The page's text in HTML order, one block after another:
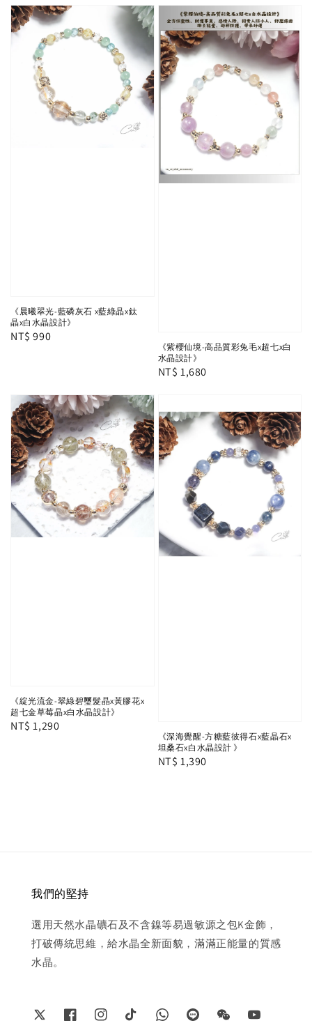
《晨曦翠光-藍磷灰石 x藍綠晶x鈦
晶x白水晶設計》
Regular
NT$ 990
《紫櫻仙境-高品質彩兔毛x超七x白
水晶設計》
Regular
NT$ 1,680
《綻光流金-翠綠碧璽髮晶x黃膠花x
超七金草莓晶x白水晶設計》
Regular
NT$ 1,290
《深海覺醒-方糖藍彼得石x藍晶石x
坦桑石x白水晶設計 》
Regular
NT$ 1,390
我們的堅持
選用天然水晶礦石及不含鎳等易過敏源之包K金飾，
打破傳統思維，給水晶全新面貌，滿滿正能量的質感
水晶。